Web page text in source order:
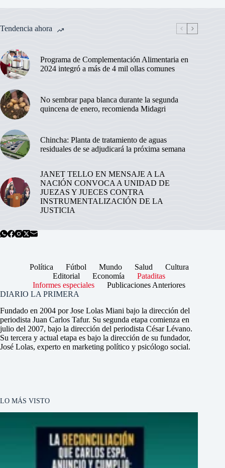
Tendencia ahora
Programa de Complementación Alimentaria en
2024 integró a más de 4 mil ollas comunes
No sembrar papa blanca durante la segunda
quincena de enero, recomienda Midagri
Chincha: Planta de tratamiento de aguas
residuales de se adjudicará la próxima semana
JANET TELLO EN MENSAJE A LA
NACIÓN CONVOCA A UNIDAD DE
JUEZAS Y JUECES CONTRA
INSTRUMENTALIZACIÓN DE LA
JUSTICIA
Política Fútbol Mundo Salud
Cultura
Editorial
Economía
Pataditas
Informes especiales
Publicaciones Anteriores
DIARIO LA PRIMERA
Fundado en 2004 por Jose Lolas Miani bajo la dirección del
periodista Juan Carlos Tafur. Su segunda etapa comienza en
julio del 2007, bajo la dirección del periodista César Lévano.
Su tercera y actual etapa es bajo la dirección de su fundador,
José Lolas, experto en marketing político y psicólogo social.
LO MÁS VISTO